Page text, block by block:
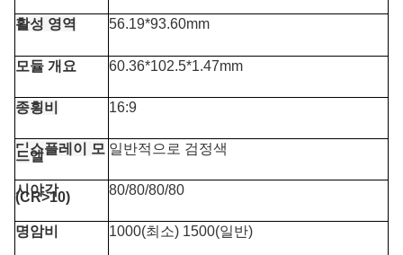
활성 영역 56.19*93.60mm
모듈 개요 60.36*102.5*1.47mm
종횡비 16:9
디스플레이 모
드엘 일반적으로 검정색
시야각
(CR>10) 80/80/80/80
명암비 1000(최소) 1500(일반)